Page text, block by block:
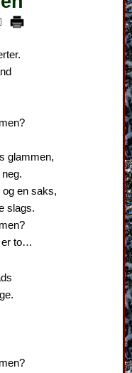
glammen,
en saks,
slags.
er to…